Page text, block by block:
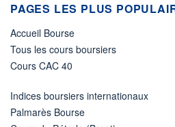
PAGES LES PLUS
Accueil Bourse
Tous les cours boursiers
Cours CAC 40
Indices boursiers internationaux
Palmarès Bourse